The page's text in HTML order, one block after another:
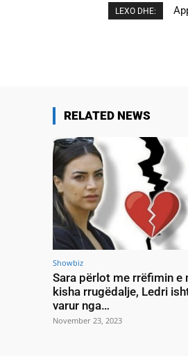
LEXO DHE:
RELATED NEWS
Showbiz
Sara përlot me rrëfimin e
kisha rrugëdalje, Ledri
varur nga…
November 23, 2023